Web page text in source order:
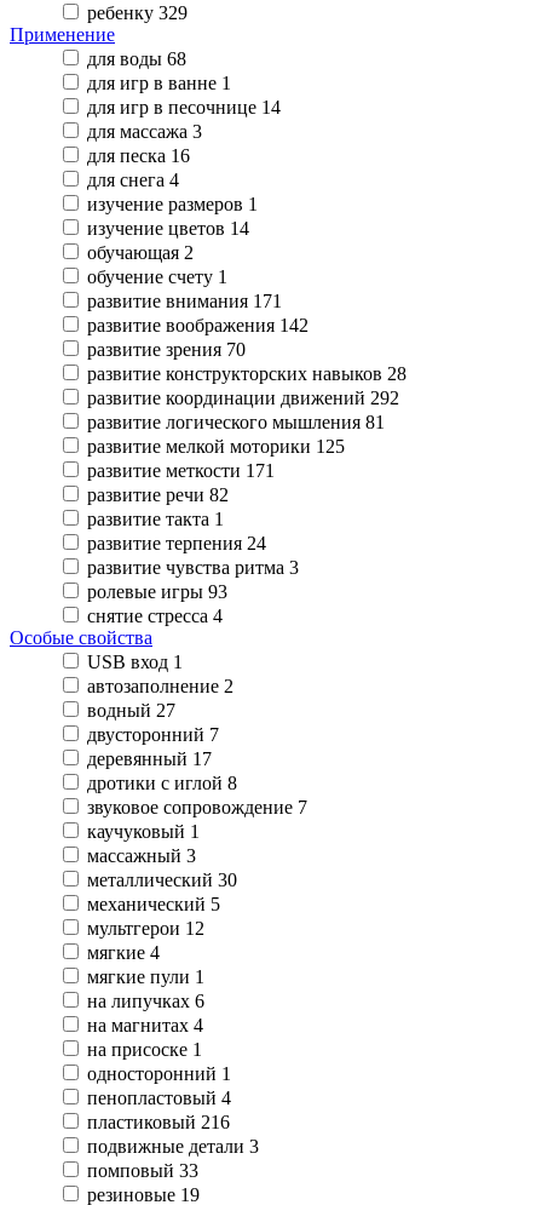
ребенку 329
Применение
для воды 68
для игр в ванне 1
для игр в песочнице 14
для массажа 3
для песка 16
для снега 4
изучение размеров 1
изучение цветов 14
обучающая 2
обучение счету 1
развитие внимания 171
развитие воображения 142
развитие зрения 70
развитие конструкторских навыков 28
развитие координации движений 292
развитие логического мышления 81
развитие мелкой моторики 125
развитие меткости 171
развитие речи 82
развитие такта 1
развитие терпения 24
развитие чувства ритма 3
ролевые игры 93
снятие стресса 4
Особые свойства
USB вход 1
автозаполнение 2
водный 27
двусторонний 7
деревянный 17
дротики с иглой 8
звуковое сопровождение 7
каучуковый 1
массажный 3
металлический 30
механический 5
мультгерои 12
мягкие 4
мягкие пули 1
на липучках 6
на магнитах 4
на присоске 1
односторонний 1
пенопластовый 4
пластиковый 216
подвижные детали 3
помповый 33
резиновые 19